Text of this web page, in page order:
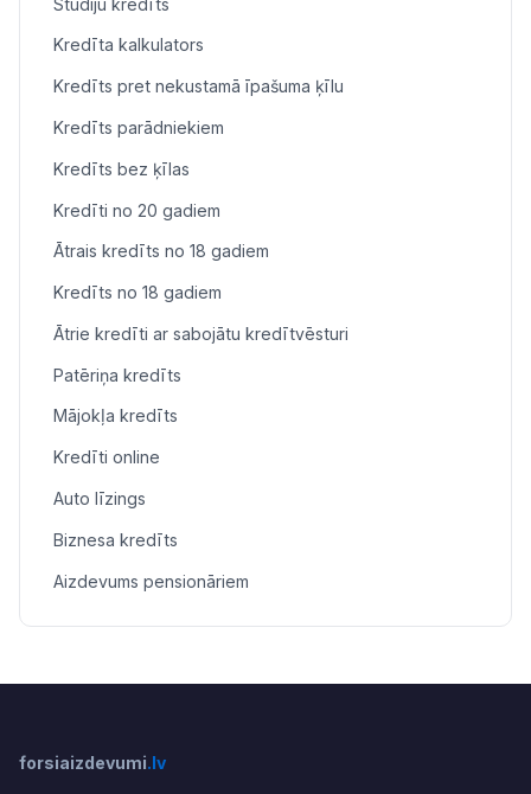
Kredīta kalkulators
Kredīts pret nekustamā īpašuma ķīlu
Kredīts parādniekiem
Kredīts bez ķīlas
Kredīti no 20 gadiem
Ātrais kredīts no 18 gadiem
Kredīts no 18 gadiem
Ātrie kredīti ar sabojātu kredītvēsturi
Patēriņa kredīts
Mājokļa kredīts
Kredīti online
Auto līzings
Biznesa kredīts
Aizdevums pensionāriem
forsiaizdevumi.lv